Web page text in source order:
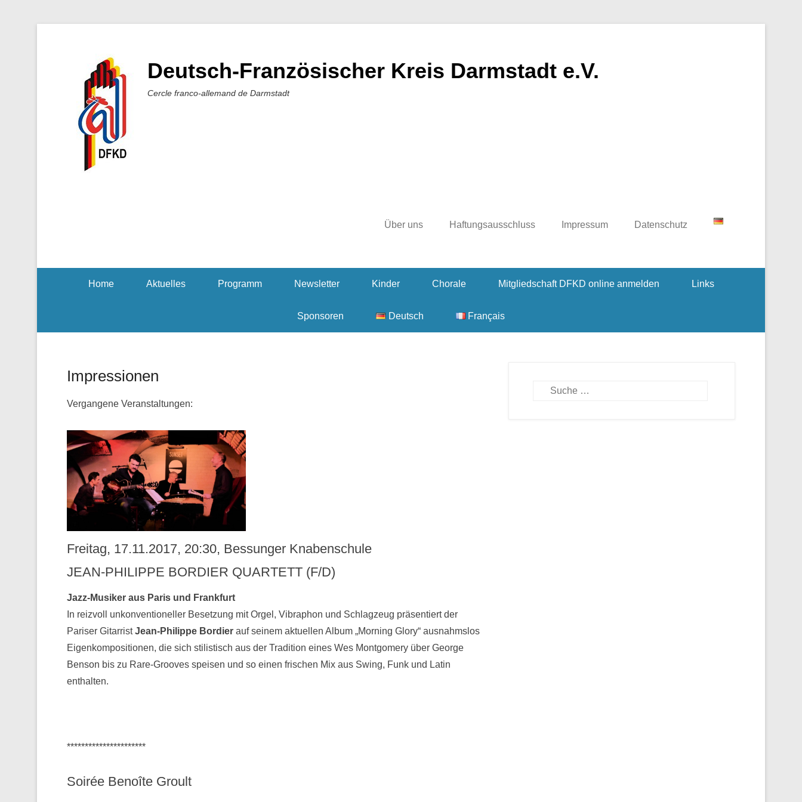
Deutsch-Französischer Kreis Darmstadt e.V.
Cercle franco-allemand de Darmstadt
Über uns Haftungsausschluss Impressum Datenschutz
Home Aktuelles Programm Newsletter Kinder Chorale Mitgliedschaft DFKD online anmelden Links
Sponsoren Deutsch Français
Impressionen
Vergangene Veranstaltungen:
Freitag, 17.11.2017, 20:30, Bessunger Knabenschule
JEAN-PHILIPPE BORDIER QUARTETT (F/D)
Jazz-Musiker aus Paris und Frankfurt
In reizvoll unkonventioneller Besetzung mit Orgel, Vibraphon und Schlagzeug präsentiert der
Pariser GitarristJean-Philippe Bordier auf seinem aktuellen Album „Morning Glory“ ausnahmslos
Eigenkompositionen, die sich stilistisch aus der Tradition eines Wes Montgomery über George
Benson bis zu Rare-Grooves speisen und so einen frischen Mix aus Swing, Funk und Latin
enthalten.
**********************
Soirée Benoîte Groult
Suchen